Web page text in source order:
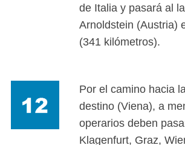
de Italia y pasará al
Arnoldstein (Austria)
(341 kilómetros).
Por el camino hacia
destino (Viena), a
operarios deben
Klagenfurt, Graz,